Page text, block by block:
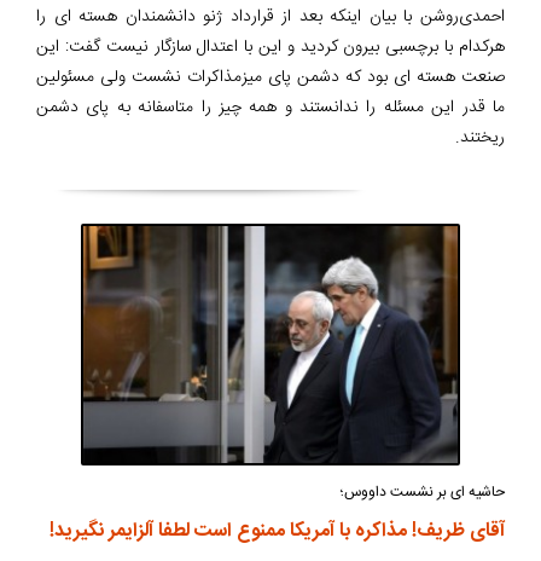
احمدی‌روشن با بیان اینکه بعد از قرارداد ژنو دانشمندان هسته ای را
هرکدام با برچسبی بیرون کردید و این با اعتدال سازگار نیست گفت: این
صنعت هسته ای بود که دشمن پای میزمذاکرات نشست ولی مسئولین
ما قدر این مسئله را ندانستند و همه چیز را متاسفانه به پای دشمن
ریختند.
حاشیه ای بر نشست داووس؛
آقای ظریف! مذاکره با آمریکا ممنوع است لطفا آلزایمر نگیرید!